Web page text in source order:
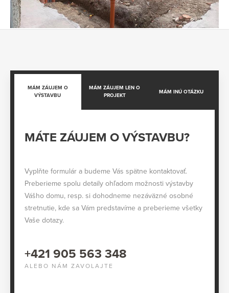
MÁM ZÁUJEM O
VÝSTAVBU
MÁM ZÁUJEM LEN O
PROJEKT
MÁM INÚ OTÁZKU
MÁTE ZÁUJEM O VÝSTAVBU?
Vyplňte formulár a budeme Vás spätne kontaktovať.
Preberieme spolu detaily ohľadom možnosti výstavby
Vášho domu, resp. si dohodneme nezáväzné osobné
stretnutie, kde sa Vám predstavíme a preberieme všetky
Vaše dotazy.
+421 905 563 348
ALEBO NÁM ZAVOLAJTE